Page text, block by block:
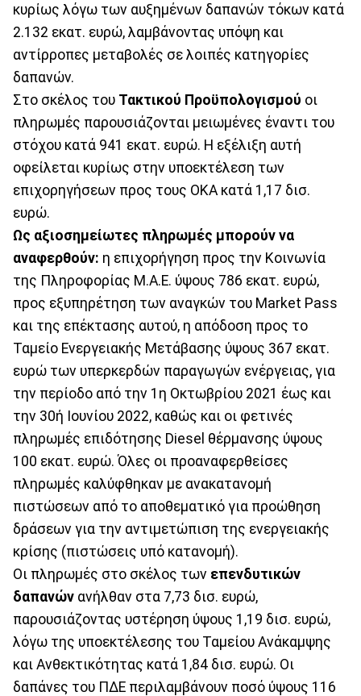
κυρίως λόγω των αυξημένων δαπανών τόκων κατά
2.132 εκατ. ευρώ, λαμβάνοντας υπόψη και
αντίρροπες μεταβολές σε λοιπές κατηγορίες
δαπανών.
Στο σκέλος του Τακτικού Προϋπολογισμού οι
πληρωμές παρουσιάζονται μειωμένες έναντι του
στόχου κατά 941 εκατ. ευρώ. Η εξέλιξη αυτή
οφείλεται κυρίως στην υποεκτέλεση των
επιχορηγήσεων προς τους ΟΚΑ κατά 1,17 δισ.
ευρώ.
Ως αξιοσημείωτες πληρωμές μπορούν να
αναφερθούν: η επιχορήγηση προς την Κοινωνία
της Πληροφορίας Μ.Α.Ε. ύψους 786 εκατ. ευρώ,
προς εξυπηρέτηση των αναγκών του Market Pass
και της επέκτασης αυτού, η απόδοση προς το
Ταμείο Ενεργειακής Μετάβασης ύψους 367 εκατ.
ευρώ των υπερκερδών παραγωγών ενέργειας, για
την περίοδο από την 1η Οκτωβρίου 2021 έως και
την 30ή Ιουνίου 2022, καθώς και οι φετινές
πληρωμές επιδότησης Diesel θέρμανσης ύψους
100 εκατ. ευρώ. Όλες οι προαναφερθείσες
πληρωμές καλύφθηκαν με ανακατανομή
πιστώσεων από το αποθεματικό για προώθηση
δράσεων για την αντιμετώπιση της ενεργειακής
κρίσης (πιστώσεις υπό κατανομή).
Οι πληρωμές στο σκέλος των επενδυτικών
δαπανών ανήλθαν στα 7,73 δισ. ευρώ,
παρουσιάζοντας υστέρηση ύψους 1,19 δισ. ευρώ,
λόγω της υποεκτέλεσης του Ταμείου Ανάκαμψης
και Ανθεκτικότητας κατά 1,84 δισ. ευρώ. Οι
δαπάνες του ΠΔΕ περιλαμβάνουν ποσό ύψους 116